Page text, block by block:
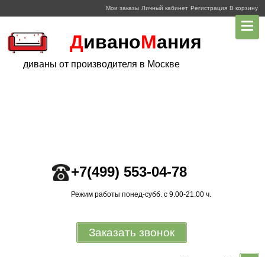
Мои заказы Личный кабинет Регистрация В корзину
ДиваноМания
диваны от производителя в Москве
+7(499) 553-04-78
Режим работы понед-субб. с 9.00-21.00 ч.
Заказать звонок